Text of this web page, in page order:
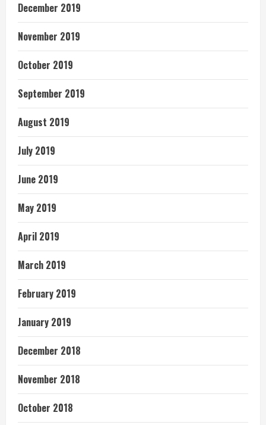
December 2019
November 2019
October 2019
September 2019
August 2019
July 2019
June 2019
May 2019
April 2019
March 2019
February 2019
January 2019
December 2018
November 2018
October 2018